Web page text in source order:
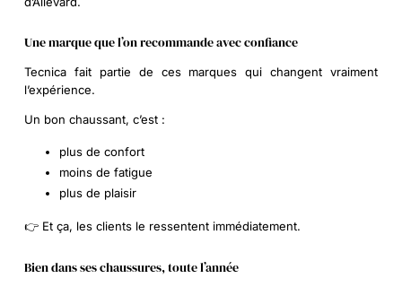
Une marque que l’on recommande avec confiance
Tecnica fait partie de ces marques qui changent vraiment
l’expérience.
Un bon chaussant, c’est :
plus de confort
moins de fatigue
plus de plaisir
👉 Et ça, les clients le ressentent immédiatement.
Bien dans ses chaussures, toute l’année